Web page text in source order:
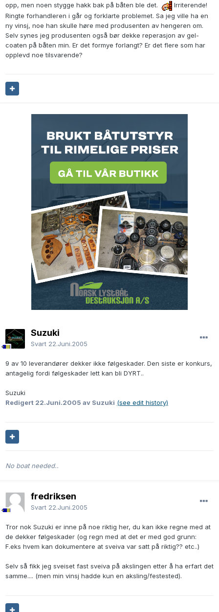
opp, men noen stygge hakk bak på båten ble det.
Irriterende!
Ringte forhandleren i går og forklarte problemet. Sa jeg ville ha en
ny vinsj, noe han skulle høre med produsenten av hengeren om.
Selv synes jeg produsenten også bør dekke reperasjon av gel-
coaten på båten min. Er det formye forlangt? Er det flere som har
opplevd noe tilsvarende?
Suzuki
Svart 22.Juni.2005
9 av 10 leverandører dekker ikke følgeskader. Den siste er konkurs,
antagelig fordi følgeskader lett kan bli DYRT..
Suzuki
Redigert 22.Juni.2005 av Suzuki (see edit history)
No boat needed..
fredriksen
Svart 22.Juni.2005
Tror nok Suzuki er inne på noe riktig her, du kan ikke regne med at
de dekker følgeskader (og regn med at det er med god grunn:
F.eks hvem kan dokumentere at sveiva var satt på riktig?? etc..)
Selv så fikk jeg sveiset fast sveiva på akslingen etter å ha erfart det
samme.... (men min vinsj hadde kun en aksling/festested).